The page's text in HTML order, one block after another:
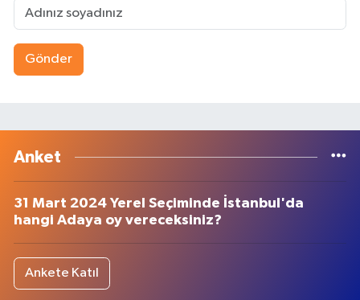
Gönder
Anket
31 Mart 2024 Yerel Seçiminde İstanbul'da
hangi Adaya oy vereceksiniz?
Ankete Katıl